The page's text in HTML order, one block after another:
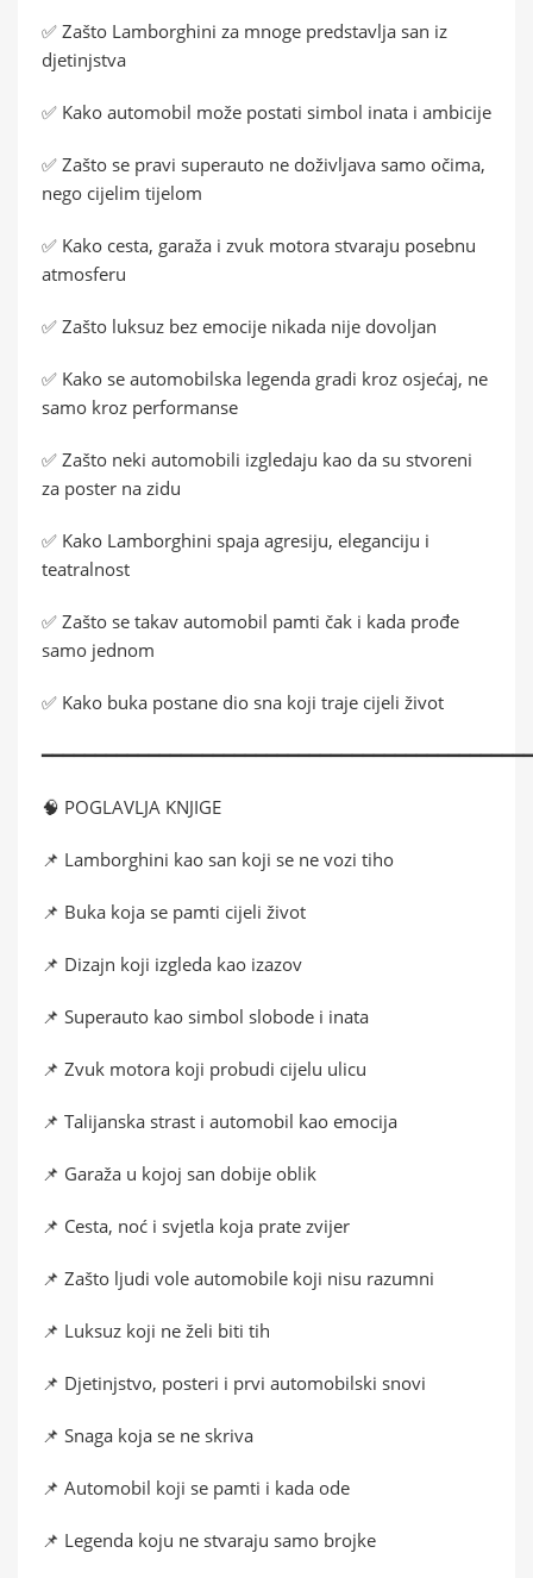
✅ Zašto Lamborghini za mnoge predstavlja san iz
djetinjstva
✅ Kako automobil može postati simbol inata i ambicije
✅ Zašto se pravi superauto ne doživljava samo očima,
nego cijelim tijelom
✅ Kako cesta, garaža i zvuk motora stvaraju posebnu
atmosferu
✅ Zašto luksuz bez emocije nikada nije dovoljan
✅ Kako se automobilska legenda gradi kroz osjećaj, ne
samo kroz performanse
✅ Zašto neki automobili izgledaju kao da su stvoreni
za poster na zidu
✅ Kako Lamborghini spaja agresiju, eleganciju i
teatralnost
✅ Zašto se takav automobil pamti čak i kada prođe
samo jednom
✅ Kako buka postane dio sna koji traje cijeli život
🧠 POGLAVLJA KNJIGE
📌 Lamborghini kao san koji se ne vozi tiho
📌 Buka koja se pamti cijeli život
📌 Dizajn koji izgleda kao izazov
📌 Superauto kao simbol slobode i inata
📌 Zvuk motora koji probudi cijelu ulicu
📌 Talijanska strast i automobil kao emocija
📌 Garaža u kojoj san dobije oblik
📌 Cesta, noć i svjetla koja prate zvijer
📌 Zašto ljudi vole automobile koji nisu razumni
📌 Luksuz koji ne želi biti tih
📌 Djetinjstvo, posteri i prvi automobilski snovi
📌 Snaga koja se ne skriva
📌 Automobil koji se pamti i kada ode
📌 Legenda koju ne stvaraju samo brojke